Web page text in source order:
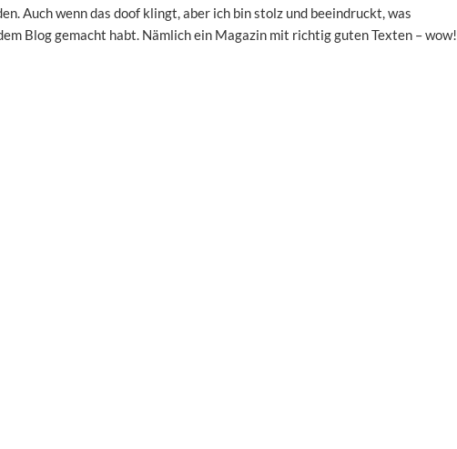
Auch wenn das doof klingt, aber ich bin stolz und beeindruckt, was
Blog gemacht habt. Nämlich ein Magazin mit richtig guten Texten – wow!